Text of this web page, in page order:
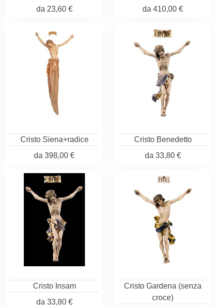
da 23,60 €
da 410,00 €
Cristo Siena+radice
da 398,00 €
Cristo Benedetto
da 33,80 €
Cristo Insam
da 33,80 €
Cristo Gardena (senza
croce)